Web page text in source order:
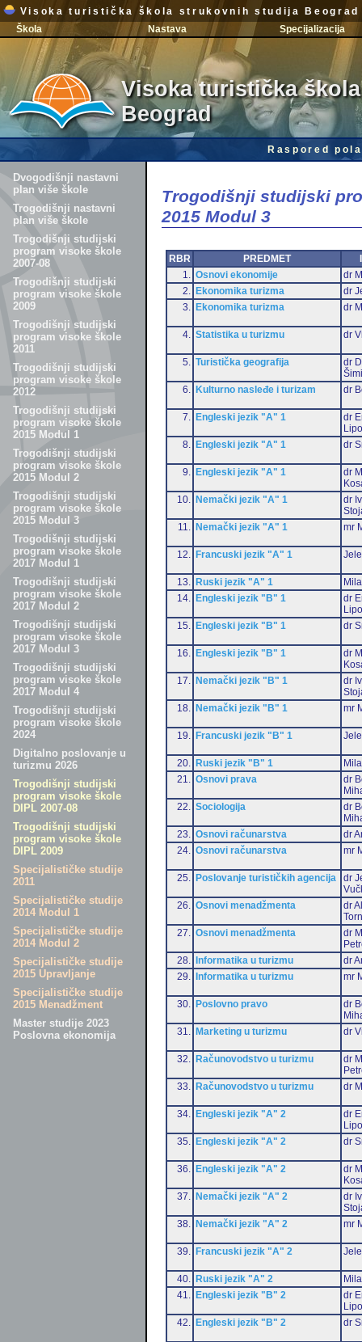
Visoka turistička škola strukovnih studija Beograd
Škola
Nastava Specijalizacija
Visoka turistička
Beograd
Raspored
Dvogodišnji nastavni
plan više škole
Trogodišnji nastavni
plan više škole
Trogodišnji studijski
program visoke škole
2007-08
Trogodišnji studijski
program visoke škole
2009
Trogodišnji studijski
program visoke škole
2011
Trogodišnji studijski
program visoke škole
2012
Trogodišnji studijski
program visoke škole
2015 Modul 1
Trogodišnji studijski
program visoke škole
2015 Modul 2
Trogodišnji studijski
program visoke škole
2015 Modul 3
Trogodišnji studijski
program visoke škole
2017 Modul 1
Trogodišnji studijski
program visoke škole
2017 Modul 2
Trogodišnji studijski
program visoke škole
2017 Modul 3
Trogodišnji studijski
program visoke škole
2017 Modul 4
Trogodišnji studijski
program visoke škole
2024
Digitalno poslovanje u
turizmu 2026
Trogodišnji studijski
program visoke škole
DIPL 2007-08
Trogodišnji studijski
program visoke škole
DIPL 2009
Specijalističke studije
2011
Specijalističke studije
2014 Modul 1
Specijalističke studije
2014 Modul 2
Specijalističke studije
2015 Upravljanje
Specijalističke studije
2015 Menadžment
Master studije 2023
Poslovna ekonomija
Trogodišnji studijski
2015 Modul 3
RBR PREDMET
1.
Osnovi ekonomije
dr
2.
Ekonomika turizma
dr
3.
Ekonomika turizma dr
4. Statistika u turizmu dr
5. Turistička geografija
dr
6.
Kulturno nasleđe i turizam dr
7. Engleski jezik "A" 1
dr
8.
Engleski jezik "A" 1 dr
9. Engleski jezik "A" 1
dr
10.
Nemački jezik "A" 1
dr
11.
Nemački jezik "A" 1 mr
12. Francuski jezik "A" 1
13. Ruski jezik "A" 1
14.
Engleski jezik "B" 1
dr
15.
Engleski jezik "B" 1 dr
16. Engleski jezik "B" 1
dr
17.
Nemački jezik "B" 1
dr
18.
Nemački jezik "B" 1 mr
19. Francuski jezik "B" 1
20. Ruski jezik "B" 1
21.
Osnovi prava
dr
22.
Sociologija
dr
23.
Osnovi računarstva
dr
24.
Osnovi računarstva mr
25. Poslovanje turističkih agencija
dr
26.
Osnovi menadžmenta
dr
27.
Osnovi menadžmenta
dr
28.
Informatika u turizmu
dr
29.
Informatika u turizmu mr
30. Poslovno pravo
dr
31.
Marketing u turizmu dr
32. Računovodstvo u turizmu
dr
33.
Računovodstvo u turizmu dr
34. Engleski jezik "A" 2
dr
35.
Engleski jezik "A" 2 dr
36. Engleski jezik "A" 2
dr
37.
Nemački jezik "A" 2
dr
38.
Nemački jezik "A" 2 mr
39. Francuski jezik "A" 2
40. Ruski jezik "A" 2
41.
Engleski jezik "B" 2
dr
42.
Engleski jezik "B" 2 dr